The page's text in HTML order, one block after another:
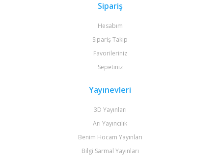
Sipariş
Hesabım
Sipariş Takip
Favorileriniz
Sepetiniz
Yayınevleri
3D Yayınları
Arı Yayıncılık
Benim Hocam Yayınları
Bilgi Sarmal Yayınları